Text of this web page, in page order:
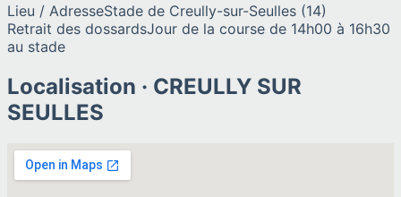
Lieu / AdresseStade de Creully-sur-Seulles (14)
Retrait des dossardsJour de la course de 14h00 à 16h30
au stade
Localisation · CREULLY SUR
SEULLES